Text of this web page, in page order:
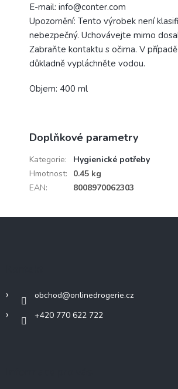
E-mail: info@conter.com
Upozornění: Tento výrobek není
nebezpečný. Uchovávejte mimo
Zabraňte kontaktu s očima. V
důkladně vypláchněte vodou.
Objem: 400 ml
Doplňkové parametry
Kategorie:
Hygienické potřeby
Hmotnost:
0.45 kg
EAN: 8008970062303
obchod@onlinedrogerie.cz
+420 770 622 722